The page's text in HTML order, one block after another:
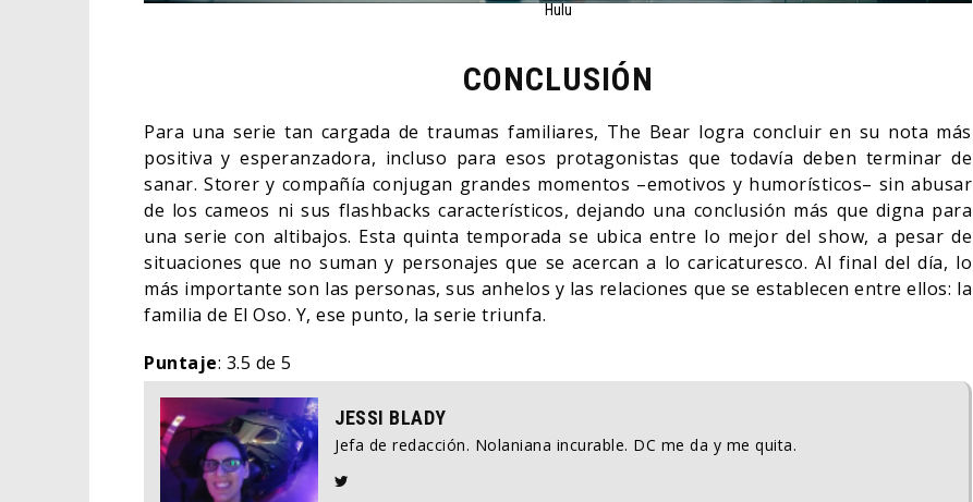
Hulu
CONCLUSIÓN
Para una serie tan cargada de traumas familiares, The Bear logra concluir en su nota más
positiva y esperanzadora, incluso para esos protagonistas que todavía deben terminar de
sanar. Storer y compañía conjugan grandes momentos –emotivos y humorísticos– sin abusar
de los cameos ni sus flashbacks característicos, dejando una conclusión más que digna para
una serie con altibajos. Esta quinta temporada se ubica entre lo mejor del show, a pesar de
situaciones que no suman y personajes que se acercan a lo caricaturesco. Al final del día, lo
más importante son las personas, sus anhelos y las relaciones que se establecen entre ellos: la
familia de El Oso. Y, ese punto, la serie triunfa.
Puntaje: 3.5 de 5
JESSI BLADY
Jefa de redacción. Nolaniana incurable. DC me da y me quita.